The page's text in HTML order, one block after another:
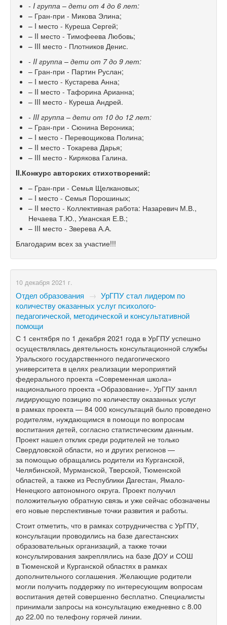
- I группа – дети от 4 до 6 лет:
– Гран-при - Микова Элина;
– I место - Куреша Сергей;
– II место - Тимофеева Любовь;
– III место - Плотников Денис.
- II группа – дети от 7 до 9 лет:
– Гран-при - Партин Руслан;
– I место - Кустарева Анна;
– II место - Тафорина Арианна;
– III место - Куреша Андрей.
- III группа – дети от 10 до 12 лет:
– Гран-при - Сюнина Вероника;
– I место - Перевощикова Полина;
– II место - Токарева Дарья;
– III место - Кирякова Галина.
II.Конкурс авторских стихотворений:
– Гран-при - Семья Щелкановых;
– I место - Семья Порошиных;
– II место - Коллективная работа: Назаревич М.В.,
Нечаева Т.Ю., Уманская Е.В.;
– III место - Зверева А.А.
Благодарим всех за участие!!!
10 декабря 2021 г.
Отдел образования → УрГПУ стал лидером по
количеству оказанных услуг психолого-
педагогической, методической и консультативной
помощи
С 1 сентября по 1 декабря 2021 года в УрГПУ успешно
осуществлялась деятельность консультационной службы
Уральского государственного педагогического
университета в целях реализации мероприятий
федерального проекта «Современная школа»
национального проекта «Образование». УрГПУ занял
лидирующую позицию по количеству оказанных услуг
в рамках проекта — 84 000 консультаций было проведено
родителям, нуждающимся в помощи по вопросам
воспитания детей, согласно статистическим данным.
Проект нашел отклик среди родителей не только
Свердловской области, но и других регионов —
за помощью обращались родители из Курганской,
Челябинской, Мурманской, Тверской, Тюменской
областей, а также из Республики Дагестан, Ямало-
Ненецкого автономного округа. Проект получил
положительную обратную связь и уже сейчас обозначены
его новые перспективные точки развития и работы.
Стоит отметить, что в рамках сотрудничества с УрГПУ,
консультации проводились на базе дагестанских
образовательных организаций, а также точки
консультирования закреплялись на базе ДОУ и СОШ
в Тюменской и Курганской областях в рамках
дополнительного соглашения. Желающие родители
могли получить поддержку по интересующим вопросам
воспитания детей совершенно бесплатно. Специалисты
принимали запросы на консультацию ежедневно с 8.00
до 22.00 по телефону горячей линии.